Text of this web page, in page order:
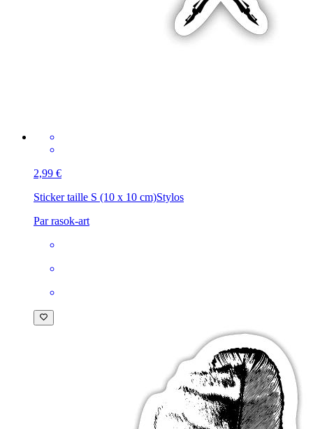
2,99 €
Sticker taille S (10 x 10 cm)Stylos
Par rasok-art